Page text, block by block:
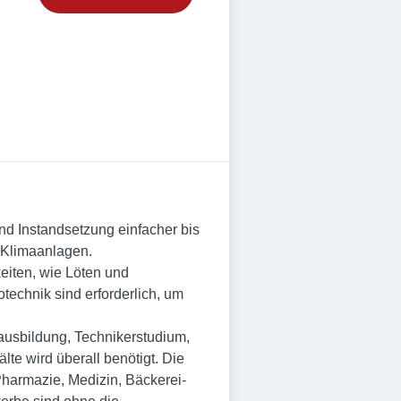
Instandsetzung einfacher bis
wie Löten und
sind erforderlich, um
Technikerstudium,
wird überall benötigt. Die
Medizin, Bäckerei-